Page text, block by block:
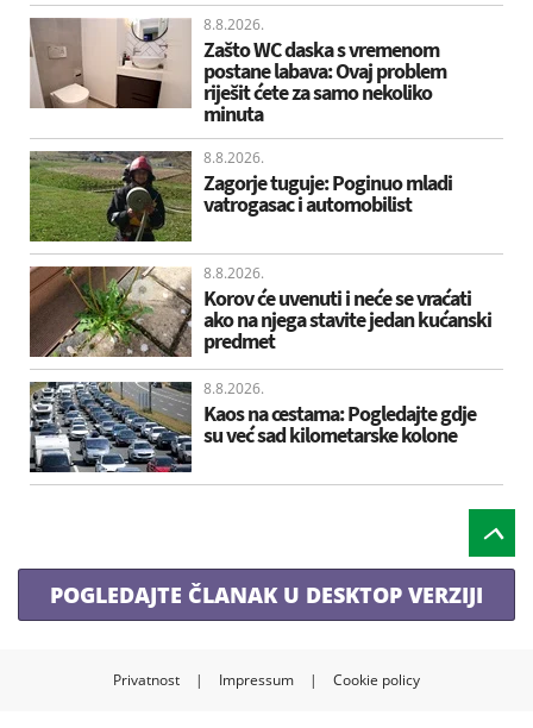
8.8.2026.
Zašto WC daska s vremenom
postane labava: Ovaj problem
riješit ćete za samo nekoliko
minuta
8.8.2026.
Zagorje tuguje: Poginuo mladi
vatrogasac i automobilist
8.8.2026.
Korov će uvenuti i neće se vraćati
ako na njega stavite jedan kućanski
predmet
8.8.2026.
Kaos na cestama: Pogledajte gdje
su već sad kilometarske kolone
POGLEDAJTE ČLANAK U DESKTOP VERZIJI
Privatnost | Impressum | Cookie policy